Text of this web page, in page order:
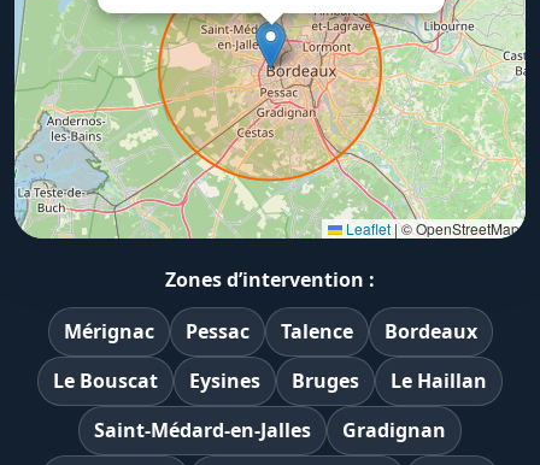
Leaflet |© OpenStreetMap
Zones d’intervention :
Mérignac
Pessac Talence
Bordeaux
Le Bouscat
Eysines Bruges
Le Haillan
Saint-Médard-en-Jalles
Gradignan